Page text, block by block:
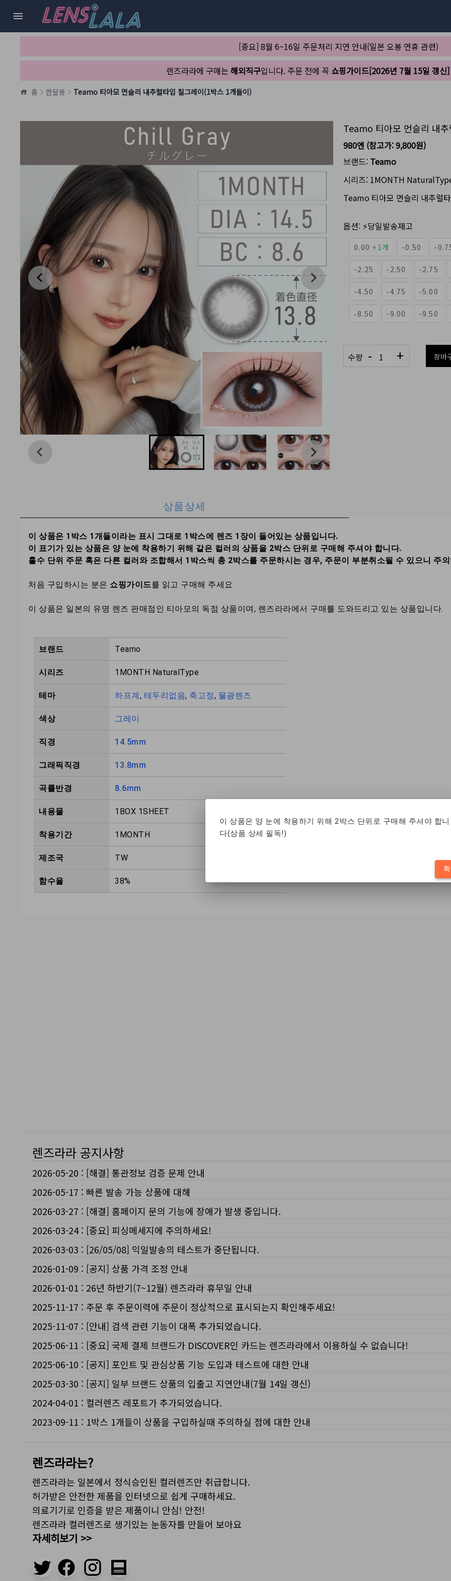
[중요] 8월 6~16일 주문처리 지연 안내(일본 오봉 연휴 관련)
렌즈라라에 구매는 해외직구입니다. 주문 전에 꼭 쇼핑가이드[2026년 7월 15일 갱신]
홈 한달용 Teamo 티아모 먼슬리 내추럴타입 칠그레이(1박스 1개들이)
Teamo 티아모 먼슬리 내
980엔 (참고가:9,800원)
브랜드: Teamo
시리즈: 1MONTH
Teamo 티아모 먼슬리 내추럴
옵션: ⚡당일발송재고
0.00 ⚡ 1개 -0.50 -
-2.25 -2.50 -2.75
-4.50 -4.75 -5.00
-8.50 -9.00 -9.50
수량 - + 장바
상품상세
이 상품은 1박스 1개들이라는 표시 그대로 1박스에 렌즈 1장이 들어있는 상품입니다.
이 표기가 있는 상품은 양 눈에 착용하기 위해 같은 컬러의 상품을 2박스 단위로 구매해 주셔야 합니다.
홀수 단위 주문 혹은 다른 컬러와 조합해서 1박스씩 총 2박스를 주문하시는 경우, 주문이 부분취소될 수 있으니 주
처음 구입하시는 분은 쇼핑가이드를 읽고 구매해 주세요
이 상품은 일본의 유명 렌즈 판매점인 티아모의 독점 상품이며, 렌즈라라에서 구매를 도와드리고 있는 상품입니다.
브랜드 Teamo
시리즈 1MONTH NaturalType
테마 하프계, 테두리없음, 축고정, 물광렌즈
색상 그레이
직경 14.5mm
그래픽직경 13.8mm
곡률반경 8.6mm
내용물 1BOX 1SHEET
착용기간 1MONTH
제조국 TW
함수율 38%
렌즈라라 공지사항
2026-05-20 : [해결] 통관정보 검증 문제 안내
2026-05-17 : 빠른 발송 가능 상품에 대해
2026-03-27 : [해결] 홈페이지 문의 기능에 장애가 발생 중입니다.
2026-03-24: [중요] 피싱메세지에 주의하세요!
2026-03-03 : [26/05/08] 익일발송의 테스트가 중단됩니다.
2026-01-09 : [공지] 상품 가격 조정 안내
2026-01-01 : 26년 하반기(7~12월) 렌즈라라 휴무일 안내
2025-11-17 : 주문 후 주문이력에 주문이 정상적으로 표시되는지 확인해주세요!
2025-11-07 : [안내] 검색 관련 기능이 대폭 추가되었습니다.
2025-06-11 : [중요] 국제 결제 브랜드가 DISCOVER인 카드는 렌즈라라에서 이용하실 수 없습니다!
2025-06-10 : [공지] 포인트 및 관심상품 기능 도입과 테스트에 대한 안내
2025-03-30 : [공지] 일부 브랜드 상품의 입출고 지연안내(7월 14일 갱신)
2024-04-01 : 컬러렌즈 레포트가 추가되었습니다.
2023-09-11 : 1박스 1개들이 상품을 구입하실때 주의하실 점에 대한 안내
렌즈라라는?
렌즈라라는 일본에서 정식승인된 컬러렌즈만 취급합니다.
허가받은 안전한 제품을 인터넷으로 쉽게 구매하세요.
의료기기로 인증을 받은 제품이니 안심! 안전!
렌즈라라 컬러렌즈로 생기있는 눈동자를 만들어 보아요
자세히보기 >>
이 상품은 양 눈에 착용하기 위해 2박스 단위로 구매해 주셔야 합니
다(상품 상세 필독!)